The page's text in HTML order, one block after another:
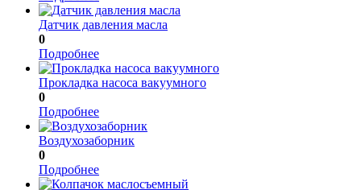
Датчик давления масла
0
Подробнее
Прокладка насоса вакуумного
0
Подробнее
Воздухозаборник
0
Подробнее